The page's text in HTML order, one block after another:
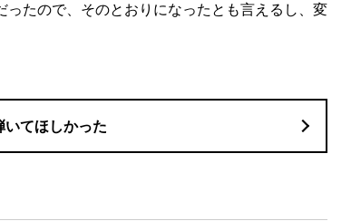
たので、そのとおりになったとも言えるし、変
いてほしかった